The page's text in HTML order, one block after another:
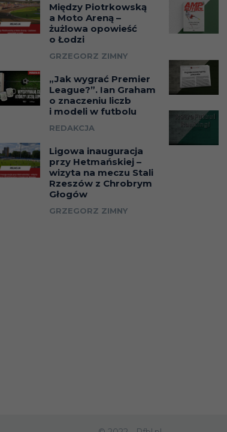
Między Piotrkowską
a Moto Areną –
żużlowa opowieść
o Łodzi
GRZEGORZ ZIMNY
„Jak wygrać Premier
League?”. Ian Graham
o znaczeniu liczb
i modeli w futbolu
REDAKCJA
Ligowa inauguracja
przy Hetmańskiej –
wizyta na meczu Stali
Rzeszów z Chrobrym
Głogów
GRZEGORZ ZIMNY